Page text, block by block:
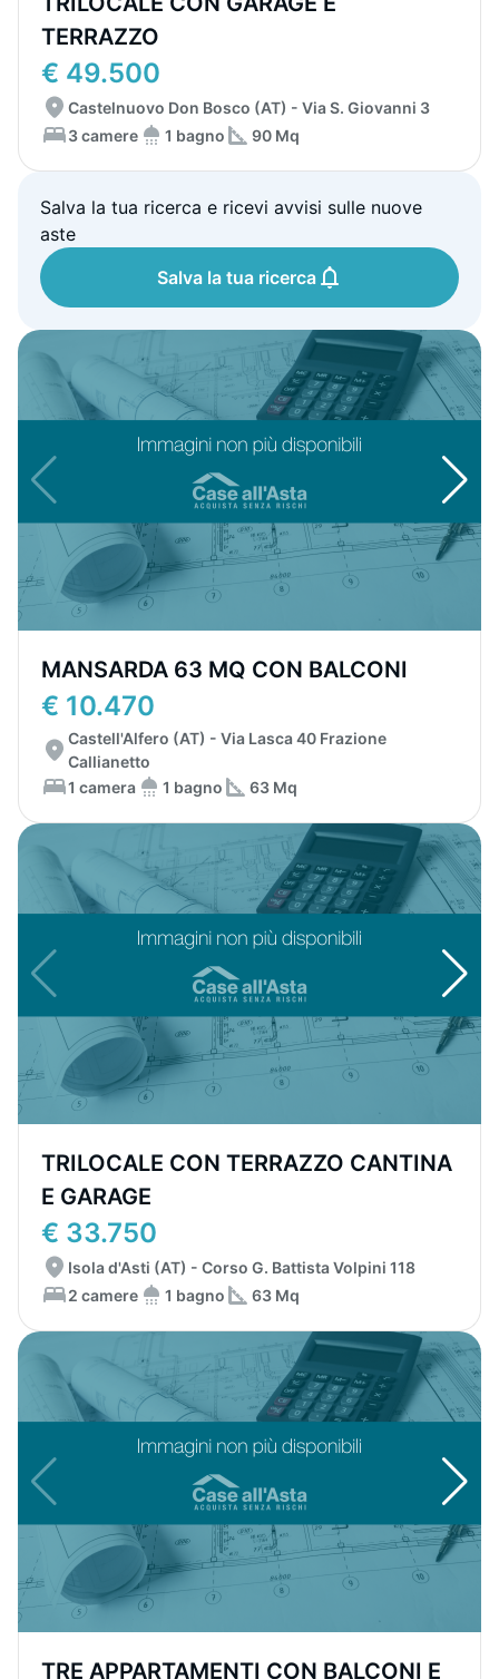
TERRAZZO
€ 49.500
Castelnuovo Don Bosco (AT) - Via S. Giovanni 3
3 camere
1 bagno 90 Mq
Salva la tua ricerca e ricevi avvisi sulle nuove
aste
Salva la tua ricerca
MANSARDA 63 MQ CON BALCONI
€ 10.470
Castell'Alfero (AT) - Via Lasca 40 Frazione
Callianetto
1 camera
1 bagno 63 Mq
TRILOCALE CON TERRAZZO CANTINA
E GARAGE
€ 33.750
Isola d'Asti (AT) - Corso G. Battista Volpini 118
2 camere
1 bagno 63 Mq
TRE APPARTAMENTI CON BALCONI E